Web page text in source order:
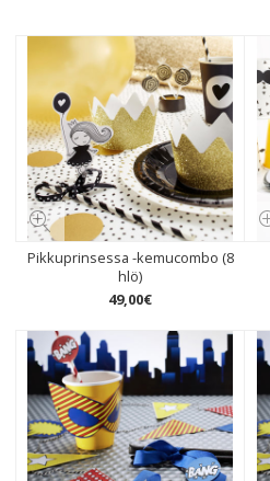
Pikkuprinsessa -kemucombo (8
hlö)
49,00€